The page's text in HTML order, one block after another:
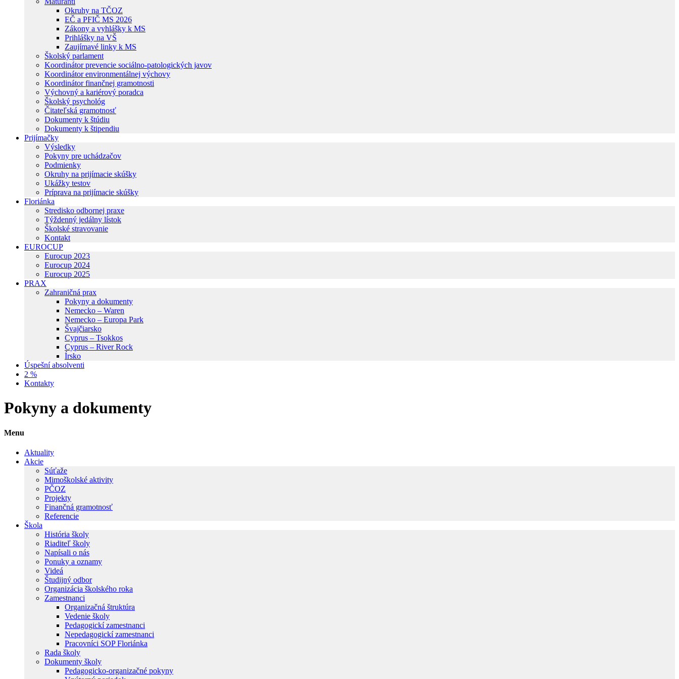
Okruhy na TČOZ
EČ a PFIČ MS 2026
Zákony a vyhlášky k MS
Prihlášky na VŠ
Zaujímavé linky k MS
Školský parlament
Koordinátor prevencie sociálno-patologických javov
Koordinátor environmentálnej výchovy
Koordinátor finančnej gramotnosti
Výchovný a kariérový poradca
Školský psychológ
Čitateľská gramotnosť
Dokumenty k štúdiu
Dokumenty k štipendiu
Prijímačky
Výsledky
Pokyny pre uchádzačov
Podmienky
Okruhy na prijímacie skúšky
Ukážky testov
Príprava na prijímacie skúšky
Floriánka
Stredisko odbornej praxe
Týždenný jedálny lístok
Školské stravovanie
Kontakt
EUROCUP
Eurocup 2023
Eurocup 2024
Eurocup 2025
PRAX
Zahraničná prax
Pokyny a dokumenty
Nemecko – Waren
Nemecko – Europa Park
Švajčiarsko
Cyprus – Tsokkos
Cyprus – River Rock
Írsko
Úspešní absolventi
2 %
Kontakty
Pokyny a dokumenty
Menu
Aktuality
Akcie
Súťaže
Mimoškolské aktivity
PČOZ
Projekty
Finančná gramotnosť
Referencie
Škola
História školy
Riaditeľ školy
Napísali o nás
Ponuky a oznamy
Videá
Študijný odbor
Organizácia školského roka
Zamestnanci
Organizačná štruktúra
Vedenie školy
Pedagogickí zamestnanci
Nepedagogickí zamestnanci
Pracovníci SOP Floriánka
Rada školy
Dokumenty školy
Pedagogicko-organizačné pokyny